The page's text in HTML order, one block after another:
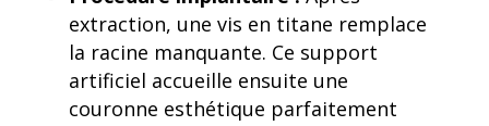
extraction, une vis en titane remplace
la racine manquante. Ce support
artificiel accueille ensuite une
couronne esthétique parfaitement